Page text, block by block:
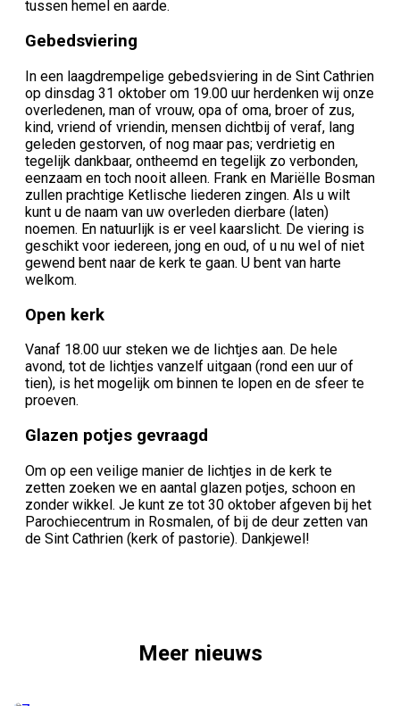
tussen hemel en aarde.
Gebedsviering
In een laagdrempelige gebedsviering in de Sint Cathrien
op dinsdag 31 oktober om 19.00 uur herdenken wij onze
overledenen, man of vrouw, opa of oma, broer of zus,
kind, vriend of vriendin, mensen dichtbij of veraf, lang
geleden gestorven, of nog maar pas; verdrietig en
tegelijk dankbaar, ontheemd en tegelijk zo verbonden,
eenzaam en toch nooit alleen. Frank en Mariëlle Bosman
zullen prachtige Ketlische liederen zingen. Als u wilt
kunt u de naam van uw overleden dierbare (laten)
noemen. En natuurlijk is er veel kaarslicht. De viering is
geschikt voor iedereen, jong en oud, of u nu wel of niet
gewend bent naar de kerk te gaan. U bent van harte
welkom.
Open kerk
Vanaf 18.00 uur steken we de lichtjes aan. De hele
avond, tot de lichtjes vanzelf uitgaan (rond een uur of
tien), is het mogelijk om binnen te lopen en de sfeer te
proeven.
Glazen potjes gevraagd
Om op een veilige manier de lichtjes in de kerk te
zetten zoeken we en aantal glazen potjes, schoon en
zonder wikkel. Je kunt ze tot 30 oktober afgeven bij het
Parochiecentrum in Rosmalen, of bij de deur zetten van
de Sint Cathrien (kerk of pastorie). Dankjewel!
Meer nieuws